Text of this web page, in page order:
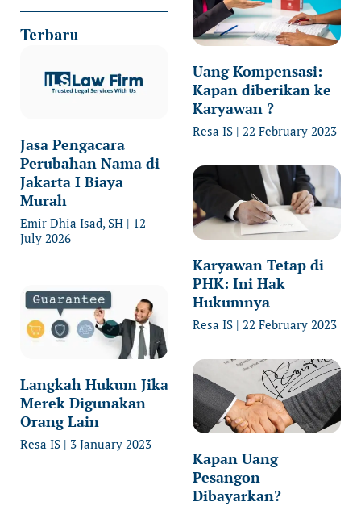
Terbaru
Jasa Pengacara
Perubahan Nama di
Jakarta I Biaya
Murah
Emir Dhia Isad, SH
12
July 2026
Langkah Hukum Jika
Merek Digunakan
Orang Lain
Resa IS 3 January 2023
Uang Kompensasi:
Kapan diberikan ke
Karyawan ?
Resa IS 22 February 2023
Karyawan Tetap di
PHK: Ini Hak
Hukumnya
Resa IS 22 February 2023
Kapan Uang
Pesangon
Dibayarkan?